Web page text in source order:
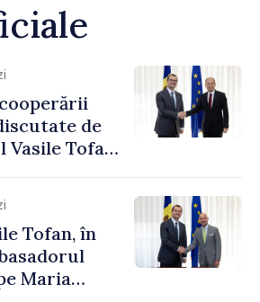
de
Tofan
Tofan, în
Maria